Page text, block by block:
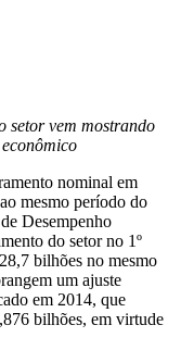
setor vem mostrando
nominal em
mesmo período do
Desempenho
do setor no 1º
bilhões no mesmo
um ajuste
em 2014, que
bilhões, em virtude